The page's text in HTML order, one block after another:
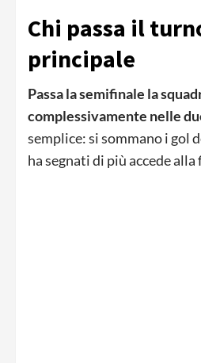
Chi passa il
principale
Passa la semifinale la
complessivamente nelle
semplice: si sommano i gol
ha segnati di più accede alla